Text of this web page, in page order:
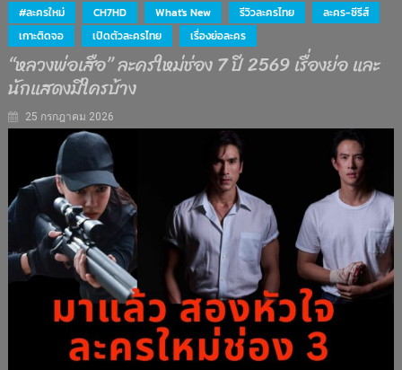
#ละครใหม่ CH7HD What's New รีวิวละครไทย
ละคร-ซีรีส์
เกาะติดจอ
เปิดตัวละครไทย เรื่องย่อละคร
“หลวงพ่อเสือ” ละครใหม่ช่อง 7 ปี 2569 เรื่องย่อ และ
นักแสดงมีใครบ้าง
25 กรกฎาคม 2026